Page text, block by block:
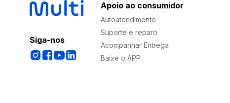
Siga-nos
Apoio ao consumidor
Autoatendimento
Suporte e reparo
Acompanhar Entrega
Baixe o APP